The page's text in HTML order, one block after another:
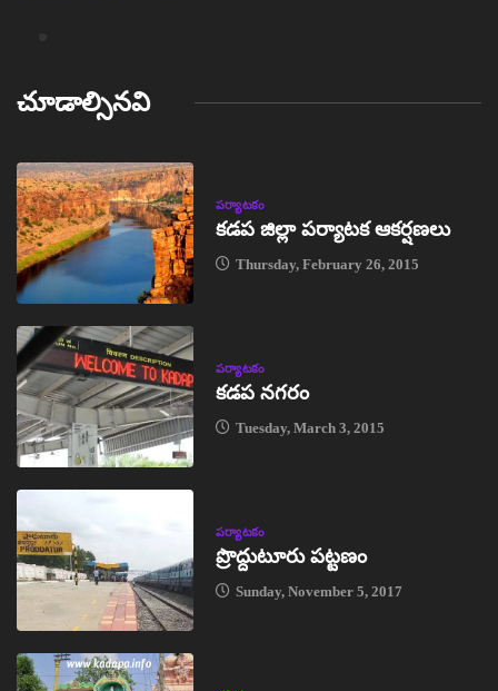
చూడాల్సినవి
పర్యాటకం
కడప జిల్లా పర్యాటక ఆకర్షణలు
Thursday, February 26, 2015
పర్యాటకం
కడప నగరం
Tuesday, March 3, 2015
పర్యాటకం
ప్రొద్దుటూరు పట్టణం
Sunday, November 5, 2017